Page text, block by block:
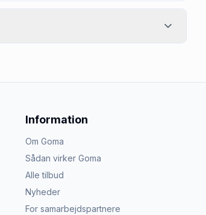
Information
Om Goma
Sådan virker Goma
Alle tilbud
Nyheder
For samarbejdspartnere